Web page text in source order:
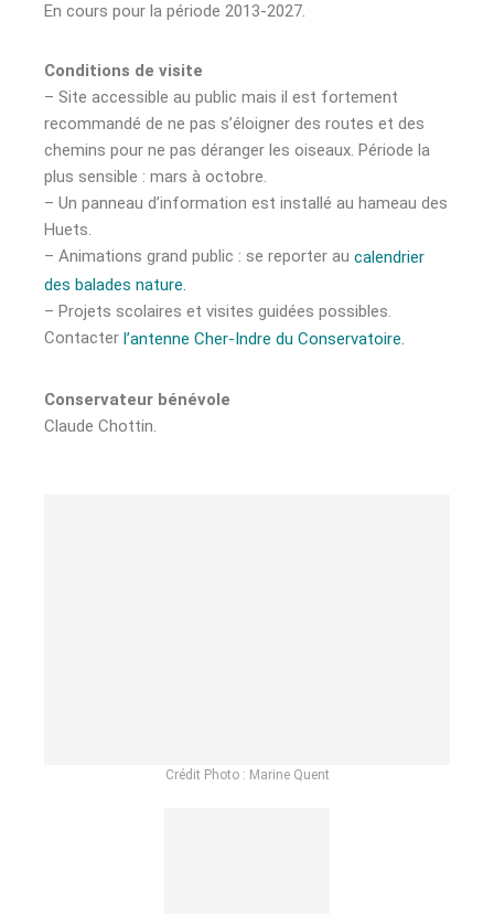
En cours pour la période 2013-2027.
Conditions de visite
– Site accessible au public mais il est fortement
recommandé de ne pas s’éloigner des routes et des
chemins pour ne pas déranger les oiseaux. Période la
plus sensible : mars à octobre.
– Un panneau d’information est installé au hameau des
Huets.
– Animations grand public : se reporter au calendrier
des balades nature.
– Projets scolaires et visites guidées possibles.
Contacter l’antenne Cher-Indre du Conservatoire.
Conservateur bénévole
Claude Chottin.
Crédit Photo : Marine Quent